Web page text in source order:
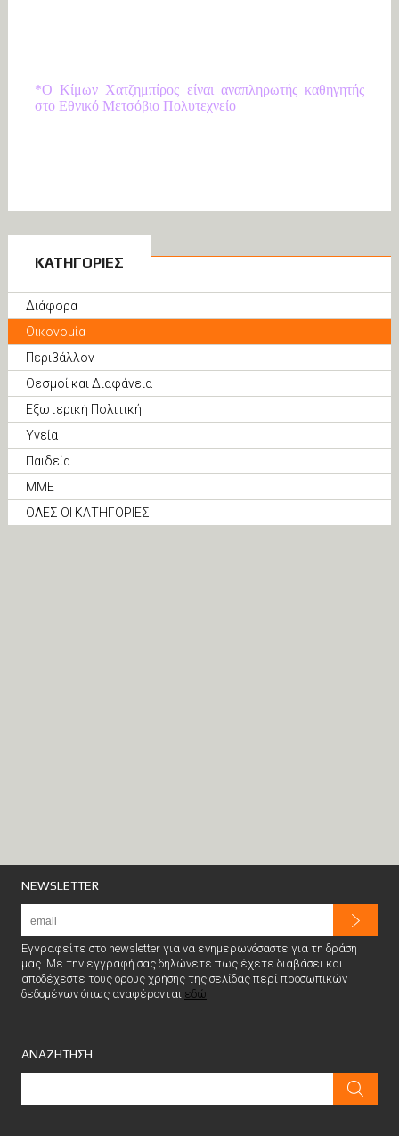
*Ο Κίμων Χατζημπίρος είναι αναπληρωτής καθηγητής
στο Εθνικό Μετσόβιο Πολυτεχνείο
ΚΑΤΗΓΟΡΙΕΣ
Διάφορα
Οικονομία
Περιβάλλον
Θεσμοί και Διαφάνεια
Εξωτερική Πολιτική
Υγεία
Παιδεία
ΜΜΕ
ΟΛΕΣ ΟΙ ΚΑΤΗΓΟΡΙΕΣ
NEWSLETTER
Εγγραφείτε στο newsletter για να ενημερωνόσαστε για τη δράση
μας. Με την εγγραφή σας δηλώνετε πως έχετε διαβάσει και
αποδέχεστε τους όρους χρήσης της σελίδας περί προσωπικών
δεδομένων όπως αναφέρονται εδώ
ΑΝΑΖΗΤΗΣΗ